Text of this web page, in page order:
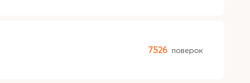
7526 поверок